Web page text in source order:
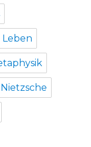
Leben
Nietzsche